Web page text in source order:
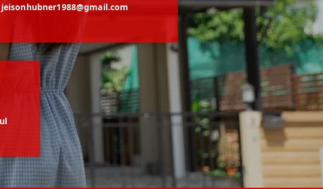
jeisonhubner1988@gmail.com